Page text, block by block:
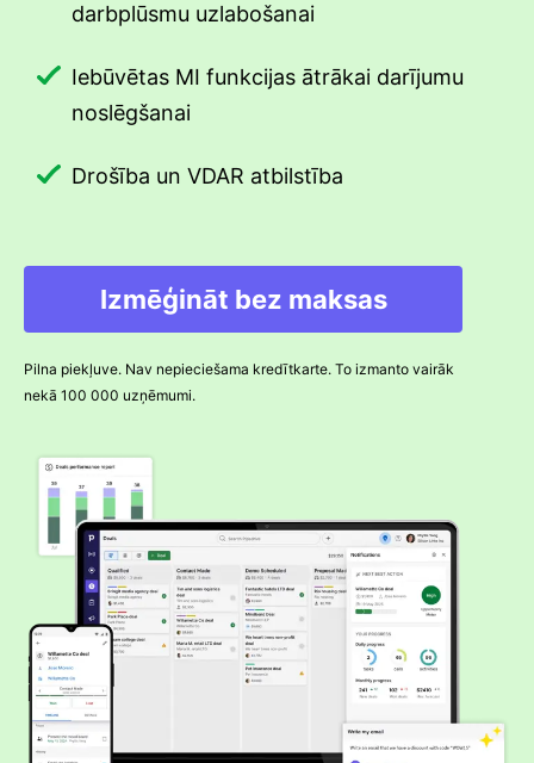
darbplūsmu uzlabošanai
Iebūvētas MI funkcijas ātrākai darījumu
noslēgšanai
Drošība un VDAR atbilstība
Izmēģināt bez maksas
Pilna piekļuve. Nav nepieciešama kredītkarte. To izmanto vairāk
nekā 100 000 uzņēmumi.